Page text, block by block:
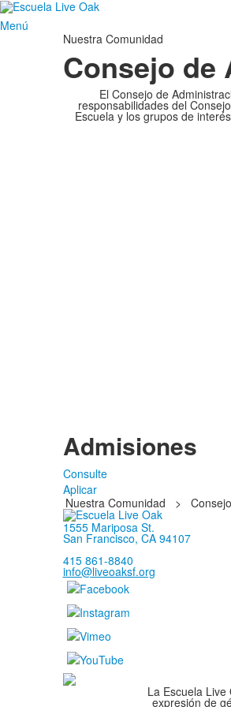
Menú
Nuestra Comunidad
Consejo de
El Consejo de
responsabilidades del
Escuela y los grupos de
Admisiones
Consulte
Aplicar
Nuestra Comunidad
>
1555 Mariposa St.
San Francisco, CA 94107
415 861-8840
info@liveoaksf.org
La Escuela
expresión de